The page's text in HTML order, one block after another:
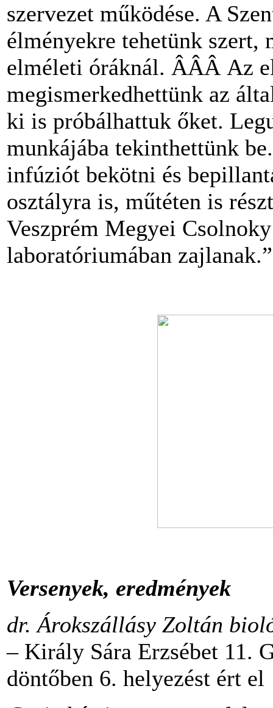
szervezet működése. A
élményekre tehetünk szert,
elméleti óráknál. ÂÂÂ Az
megismerkedhettünk az
ki is próbálhattuk őket.
munkájába tekinthettünk
infúziót bekötni és
osztályra is, műtéten is
Veszprém Megyei
laboratóriumában zajlanak.”
Versenyek, eredmények
dr. Árokszállásy Zoltán
– Király Sára Erzsébet 11.
döntőben 6. helyezést ért el